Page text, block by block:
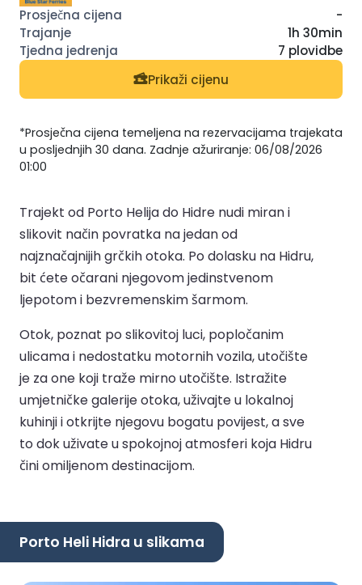
-
1h 30min
7 plovidbe
Prikaži cijenu
*Prosječna cijena temeljena na rezervacijama trajekata
u posljednjih 30 dana. Zadnje ažuriranje: 06/08/2026
01:00
Trajekt od Porto Helija do Hidre nudi miran i
slikovit način povratka na jedan od
najznačajnijih grčkih otoka. Po dolasku na Hidru,
bit ćete očarani njegovom jedinstvenom
ljepotom i bezvremenskim šarmom.
Otok, poznat po slikovitoj luci, popločanim
ulicama i nedostatku motornih vozila, utočište
je za one koji traže mirno utočište. Istražite
umjetničke galerije otoka, uživajte u lokalnoj
kuhinji i otkrijte njegovu bogatu povijest, a sve
to dok uživate u spokojnoj atmosferi koja Hidru
čini omiljenom destinacijom.
Porto Heli Hidra u slikama